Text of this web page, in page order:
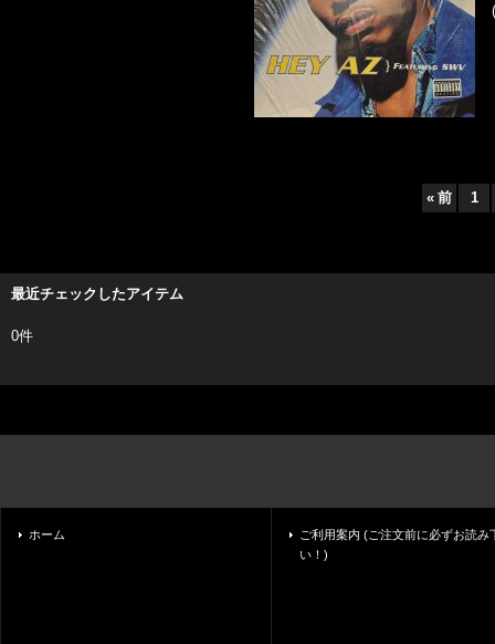
« 前 1
最近チェックしたアイテム
0件
ホーム
ご利用案内 (ご注文前に必ずお読み
い！)